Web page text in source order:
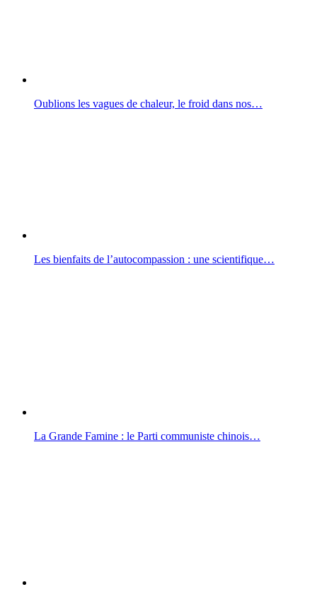
Oublions les vagues de chaleur, le froid dans nos…
Les bienfaits de l’autocompassion : une scientifique…
La Grande Famine : le Parti communiste chinois…